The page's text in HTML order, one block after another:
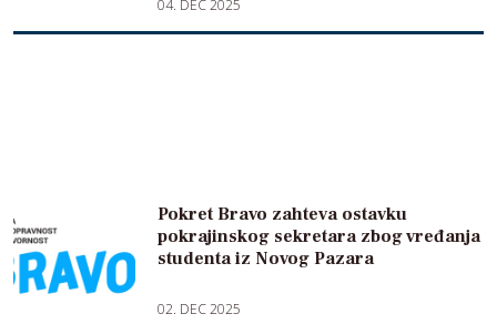
04. DEC 2025
Pokret Bravo zahteva ostavku
pokrajinskog sekretara zbog vređanja
studenta iz Novog Pazara
02. DEC 2025